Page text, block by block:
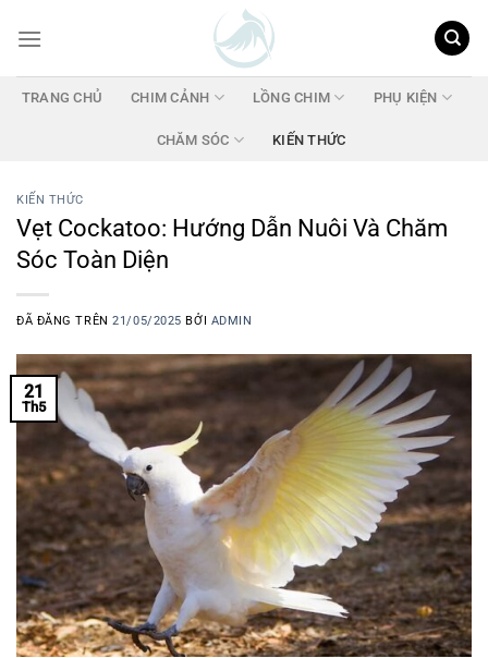
đến
dungTRANG CHỦ CHIM CẢNH LỒNG CHIM PHỤ KIỆN
CHĂM SÓC KIẾN THỨC
KIẾN THỨC
Vẹt Cockatoo: Hướng Dẫn Nuôi Và Chăm
Sóc Toàn Diện
ĐÃ ĐĂNG TRÊN21/05/2025 BỞI ADMIN
21
Th5